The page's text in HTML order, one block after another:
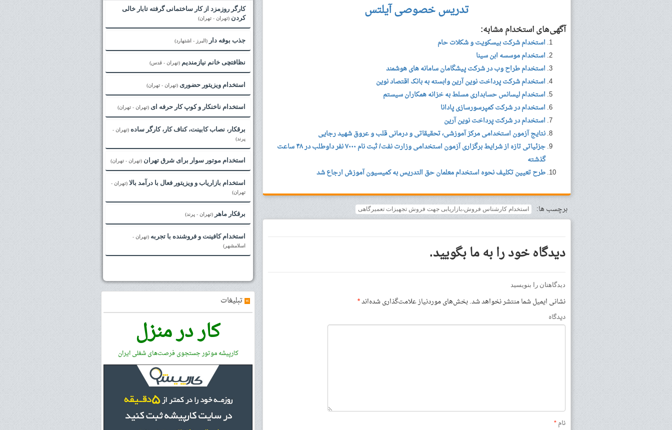
تدریس خصوصی آیلتس
آگهی‌های استخدام مشابه:
استخدام شرکت بیسکویت و شکلات حام
استخدام موسسه ابن سینا
استخدام طراح وب در شرکت پیشگامان سامانه های هوشمند
استخدام شرکت پرداخت نوین آرین وابسته به بانک اقتصاد نوین
استخدام لیسانس حسابداری مسلط به خزانه همکاران سیستم
استخدام در شرکت کمپرسورسازی پادانا
استخدام در شرکت پرداخت نوین آرین
نتایج آزمون استخدامی مرکز آموزشی، تحقیقاتی و درمانی قلب و عروق شهید رجایی
جزئیاتی تازه از شرایط برگزاری آزمون استخدامی وزارت نفت/ ثبت نام ۷۰۰۰ نفر داوطلب در ۴۸ ساعت
گذشته
طرح تعیین تکلیف نحوه استخدام معلمان حق التدریس به کمیسیون آموزش ارجاع شد
برچسب ها: استخدام کارشناس فروش،بازاریابی جهت فروش تجهیزات تعمیرگاهی
دیدگاه خود را به ما بگویید.
دیدگاهتان را بنویسید
نشانی ایمیل شما منتشر نخواهد شد.بخش‌های موردنیاز علامت‌گذاری شده‌اند*
دیدگاه
نام*
کارگر روزمزد از کار ساختمانی گرفته تابار خالی
کردن (تهران - تهران)
جذب بوفه دار (البرز - اشتهارد)
نظافتچی خانم نیازمندیم (تهران - قدس)
استخدام ویزیتور حضوری (تهران - تهران)
استخدام ناخنکار و کوپ کار حرفه ای (تهران - تهران)
برقکار، نصاب کابینت، کناف کار، کارگر ساده (تهران -
پرند)
استخدام موتور سوار برای شرق تهران (تهران - تهران)
استخدام بازاریاب و ویزیتور فعال با درآمد بالا (تهران -
تهران)
برقکار ماهر (تهران - پرند)
استخدام کافینت و فروشنده با تجربه (تهران -
اسلامشهر)
»تبلیغات
کار در منزل
کارپیشه موتور جستجوی فرصت‌های شغلی ایران